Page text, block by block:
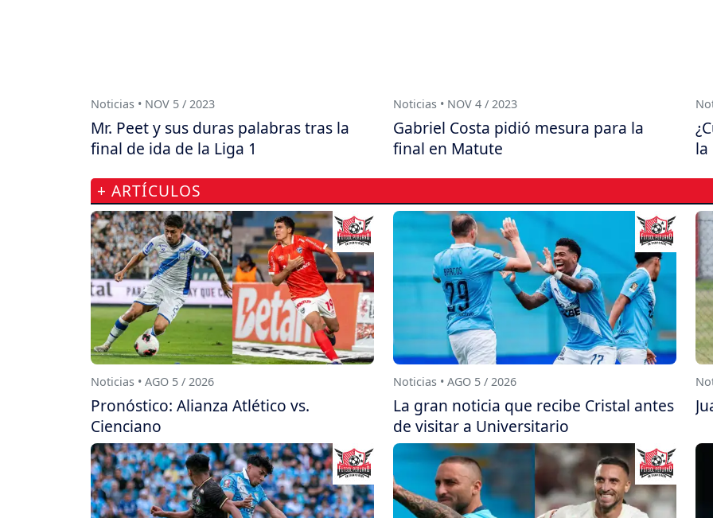
Noticias • NOV 5 / 2023
Mr. Peet y sus duras palabras tras la
final de ida de la Liga 1
Noticias • NOV 4 / 2023
Gabriel Costa pidió mesura para la
final en Matute
la
+ ARTÍCULOS
Noticias • AGO 5 / 2026
Pronóstico: Alianza Atlético vs.
Cienciano
Noticias • AGO 5 / 2026
La gran noticia que recibe Cristal antes
de visitar a Universitario